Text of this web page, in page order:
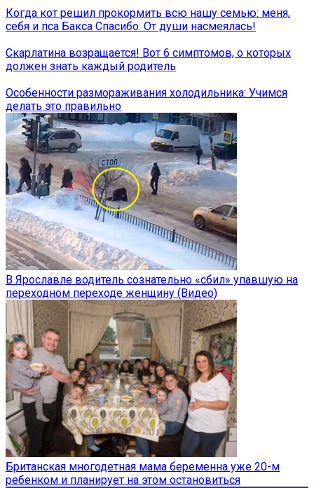
Когда кот решил прокормить всю нашу семью: меня,
себя и пса Бакса Спасибо. От души насмеялась!
Скарлатина возращается! Вот 6 симптомов, о которых
должен знать каждый родитель
Особенности размораживания холодильника: Учимся
делать это правильно
В Ярославле водитель сознательно «сбил» упавшую на
переходном переходе женщину (Видео)
Британская многодетная мама беременна уже 20-м
ребенком и планирует на этом остановиться